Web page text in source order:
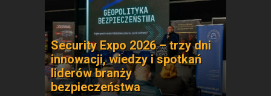
Security Expo 2026 – trzy dni
innowacji, wiedzy i spotkań
liderów branży
bezpieczeństwa